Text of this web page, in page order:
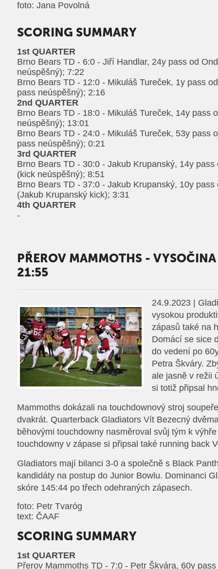
foto: Jana Povolná
SCORING SUMMARY
1st QUARTER
Brno Bears TD - 6:0 - Jiří Handlar, 24y pass od
neúspěšný); 7:22
Brno Bears TD - 12:0 - Mikuláš Tureček, 1y pass
pass neúspěšný); 2:16
2nd QUARTER
Brno Bears TD - 18:0 - Mikuláš Tureček, 14y pass
neúspěšný); 13:01
Brno Bears TD - 24:0 - Mikuláš Tureček, 53y pass
pass neúspěšný); 0:21
3rd QUARTER
Brno Bears TD - 30:0 - Jakub Krupanský, 14y pass
(kick neúspěšný); 8:51
Brno Bears TD - 37:0 - Jakub Krupanský, 10y pass
(Jakub Krupanský kick); 3:31
4th QUARTER
-
PŘEROV MAMMOTHS -
21:55
24.9.2023 |
vysokou
zápasů také na
Domácí se sice
do vedení po
Petra Škváry.
ale jasně v režii
si totiž připsal
Mammoths dokázali na touchdownový stroj
dvakrát. Quarterback Gladiators Vít Bezecný
běhovými touchdowny nasměroval svůj tým k
touchdowny v zápase si připsal také running back
Gladiators mají bilanci 3-0 a společně s Black
kandidáty na postup do Junior Bowlu. Dominanci
skóre 145:44 po třech odehraných zápasech.
foto: Petr Tvaróg
text: ČAAF
SCORING SUMMARY
1st QUARTER
Přerov Mammoths TD - 7:0 - Petr Škvára, 60y